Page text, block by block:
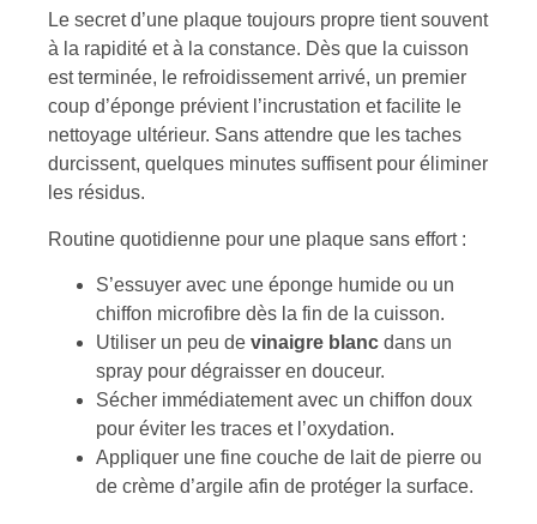
Le secret d’une plaque toujours propre tient souvent
à la rapidité et à la constance. Dès que la cuisson
est terminée, le refroidissement arrivé, un premier
coup d’éponge prévient l’incrustation et facilite le
nettoyage ultérieur. Sans attendre que les taches
durcissent, quelques minutes suffisent pour éliminer
les résidus.
Routine quotidienne pour une plaque sans effort :
S’essuyer avec une éponge humide ou un
chiffon microfibre dès la fin de la cuisson.
Utiliser un peu de vinaigre blanc dans un
spray pour dégraisser en douceur.
Sécher immédiatement avec un chiffon doux
pour éviter les traces et l’oxydation.
Appliquer une fine couche de lait de pierre ou
de crème d’argile afin de protéger la surface.